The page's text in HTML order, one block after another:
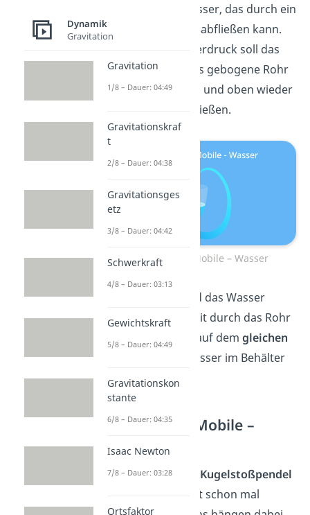
befindet sich Wasser, das durch ein
Rohr nach unten abfließen kann.
Durch den Wasserdruck soll das
Wasser durch das gebogene Rohr
gedrückt werden und oben wieder
in den Behälter fließen.
Perpetuum Mobile – Wasser
In der Praxis wird das Wasser
jedoch nur so weit durch das Rohr
gedrückt, bis es auf dem gleichen
wie das Wasser im Behälter
ist.
Perpetuum Mobile –
Ein sogenanntes Kugelstoßpendel
hast du bestimmt schon mal
Dynamik
Gravitation
Gravitation
1/8 – Dauer: 04:49
Gravitationskraf
t
2/8 – Dauer: 04:38
Gravitationsges
etz
3/8 – Dauer: 04:42
Schwerkraft
4/8 – Dauer: 03:13
Gewichtskraft
5/8 – Dauer: 04:49
Gravitationskon
stante
6/8 – Dauer: 04:35
Isaac Newton
7/8 – Dauer: 03:28
Ortsfaktor